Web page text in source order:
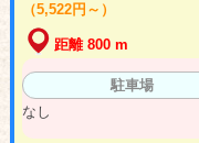
（5,522円～）
距離 800 m
駐車場
なし